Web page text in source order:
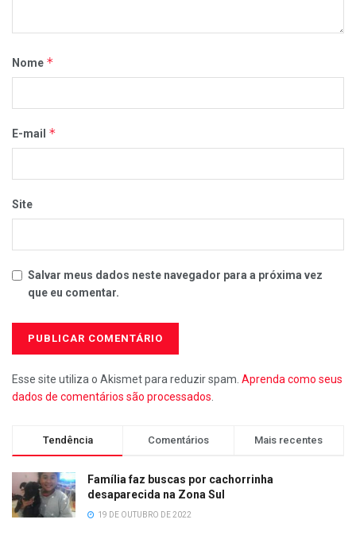
Nome *
E-mail *
Site
Salvar meus dados neste navegador para a próxima vez
que eu comentar.
Esse site utiliza o Akismet para reduzir spam. Aprenda como seus
dados de comentários são processados
Tendência Comentários Mais recentes
Família faz buscas por cachorrinha
desaparecida na Zona Sul
19 DE OUTUBRO DE 2022